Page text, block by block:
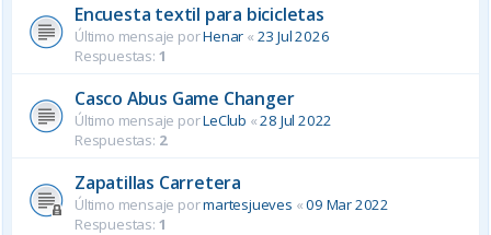
Encuesta textil para bicicletas
Último mensaje porHenar « 23 Jul 2026
Respuestas: 1
Casco Abus Game Changer
Último mensaje porLeClub «28 Jul 2022
Respuestas: 2
Zapatillas Carretera
Último mensaje pormartesjueves «09 Mar 2022
Respuestas: 1